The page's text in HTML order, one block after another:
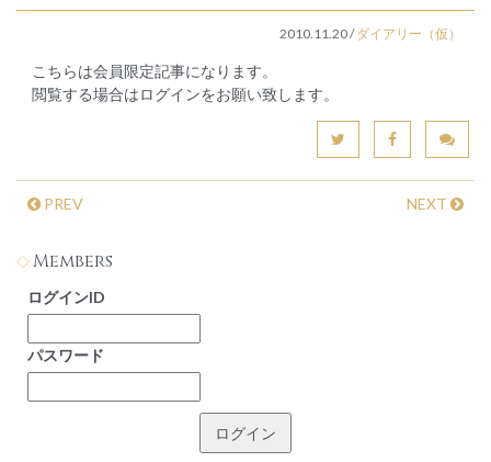
2010.11.20/ダイアリー（仮）
こちらは会員限定記事になります。
閲覧する場合はログインをお願い致します。
PREV NEXT
Members
ログインID
パスワード